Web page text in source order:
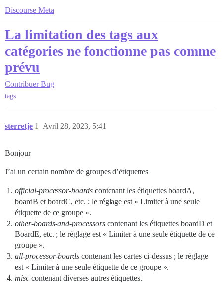
Discourse Meta
La limitation des tags aux
catégories ne fonctionne pas comme
prévu
Contribuer Bug
tags
sterretje Avril 28, 2023, 5:41
1
Bonjour
J’ai un certain nombre de groupes d’étiquettes
official-processor-boards contenant les étiquettes boardA,
boardB et boardC, etc. ; le réglage est « Limiter à une seule
étiquette de ce groupe ».
other-boards-and-processors contenant les étiquettes boardD et
BoardE, etc. ; le réglage est « Limiter à une seule étiquette de ce
groupe ».
all-processor-boards contenant les cartes ci-dessus ; le réglage
est « Limiter à une seule étiquette de ce groupe ».
misc contenant diverses autres étiquettes.